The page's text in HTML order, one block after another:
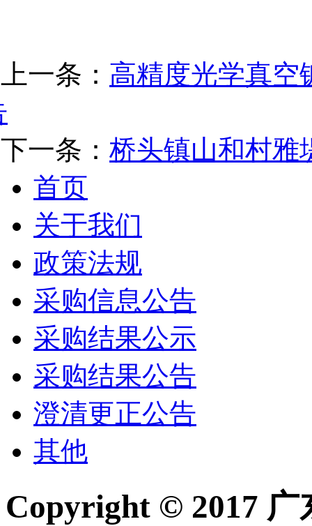
上一条： 高精度光学真空
下一条： 桥头镇山和村雅
首页
关于我们
政策法规
采购信息公告
采购结果公示
采购结果公告
澄清更正公告
其他
Copyright © 2017